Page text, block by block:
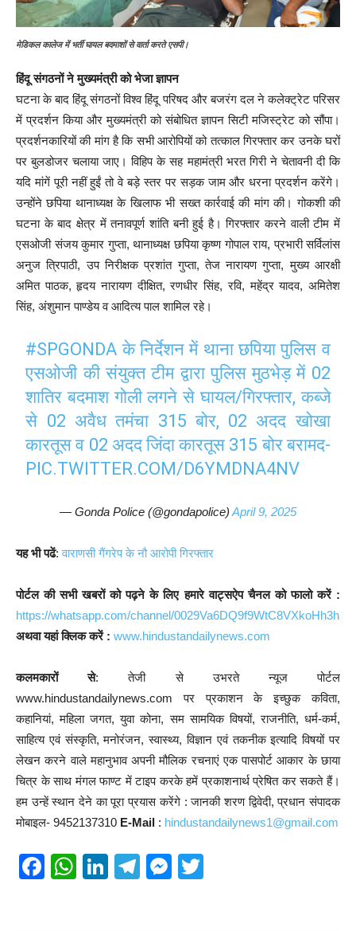
मेडिकल कालेज में भर्ती घायल बदमाशों से वार्ता करते एसपी।
हिंदू संगठनों ने मुख्यमंत्री को भेजा ज्ञापन
घटना के बाद हिंदू संगठनों विश्व हिंदू परिषद और बजरंग दल ने कलेक्ट्रेट परिसर
में प्रदर्शन किया और मुख्यमंत्री को संबोधित ज्ञापन सिटी मजिस्ट्रेट को सौंपा।
प्रदर्शनकारियों की मांग है कि सभी आरोपियों को तत्काल गिरफ्तार कर उनके घरों
पर बुलडोजर चलाया जाए। विहिप के सह महामंत्री भरत गिरी ने चेतावनी दी कि
यदि मांगें पूरी नहीं हुईं तो वे बड़े स्तर पर सड़क जाम और धरना प्रदर्शन करेंगे।
उन्होंने छपिया थानाध्यक्ष के खिलाफ भी सख्त कार्रवाई की मांग की। गोकशी की
घटना के बाद क्षेत्र में तनावपूर्ण शांति बनी हुई है। गिरफ्तार करने वाली टीम में
एसओजी संजय कुमार गुप्ता, थानाध्यक्ष छपिया कृष्ण गोपाल राय, प्रभारी सर्विलांस
अनुज त्रिपाठी, उप निरीक्षक प्रशांत गुप्ता, तेज नारायण गुप्ता, मुख्य आरक्षी
अमित पाठक, हृदय नारायण दीक्षित, रणधीर सिंह, रवि, महेंद्र यादव, अमितेश
सिंह, अंशुमान पाण्डेय व आदित्य पाल शामिल रहे।
#SPGONDA के निर्देशन में थाना छपिया पुलिस व
एसओजी की संयुक्त टीम द्वारा पुलिस मुठभेड़ में 02
शातिर बदमाश गोली लगने से घायल/गिरफ्तार, कब्जे
से 02 अवैध तमंचा 315 बोर, 02 अदद खोखा
कारतूस व 02 अदद जिंदा कारतूस 315 बोर बरामद-
PIC.TWITTER.COM/D6YMDNA4NV
— Gonda Police (@gondapolice) April 9, 2025
यह भी पढें:वाराणसी गैंगरेप के नौ आरोपी गिरफ्तार
पोर्टल की सभी खबरों को पढ़ने के लिए हमारे वाट्सऐप चैनल को फालो करें :
https://whatsapp.com/channel/0029Va6DQ9f9WtC8VXkoHh3h
अथवा यहां क्लिक करें : www.hindustandailynews.com
कलमकारों से: तेजी से उभरते न्यूज पोर्टल
www.hindustandailynews.com पर प्रकाशन के इच्छुक कविता,
कहानियां, महिला जगत, युवा कोना, सम सामयिक विषयों, राजनीति, धर्म-कर्म,
साहित्य एवं संस्कृति, मनोरंजन, स्वास्थ्य, विज्ञान एवं तकनीक इत्यादि विषयों पर
लेखन करने वाले महानुभाव अपनी मौलिक रचनाएं एक पासपोर्ट आकार के छाया
चित्र के साथ मंगल फाण्ट में टाइप करके हमें प्रकाशनार्थ प्रेषित कर सकते हैं।
हम उन्हें स्थान देने का पूरा प्रयास करेंगे : जानकी शरण द्विवेदी, प्रधान संपादक
मोबाइल- 9452137310 E-Mail : hindustandailynews1@gmail.com
F
W
Li
T
M